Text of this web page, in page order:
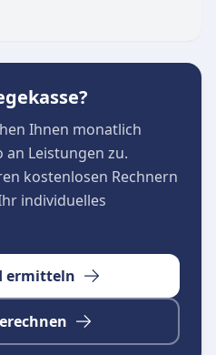
der Arbeit ist es, die
der
arbeitet das
eng und
sowie den
zusammen, um ein
Ihnen monatlich
Leistungen zu.
kostenlosen Rechnern
individuelles
ermitteln